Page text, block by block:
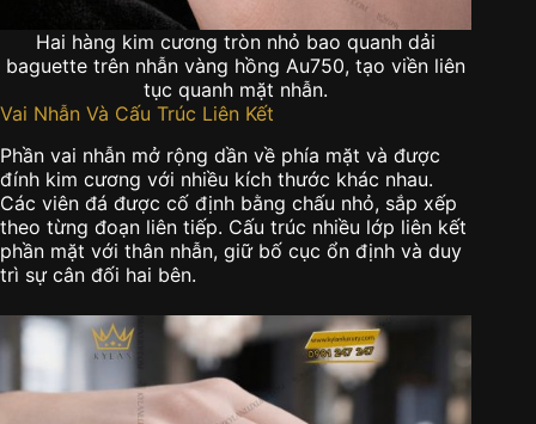
Hai hàng kim cương tròn nhỏ bao quanh dải
baguette trên nhẫn vàng hồng Au750, tạo viền liên
tục quanh mặt nhẫn.
Vai Nhẫn Và Cấu Trúc Liên Kết
Phần vai nhẫn mở rộng dần về phía mặt và được
đính kim cương với nhiều kích thước khác nhau.
Các viên đá được cố định bằng chấu nhỏ, sắp xếp
theo từng đoạn liên tiếp. Cấu trúc nhiều lớp liên kết
phần mặt với thân nhẫn, giữ bố cục ổn định và duy
trì sự cân đối hai bên.